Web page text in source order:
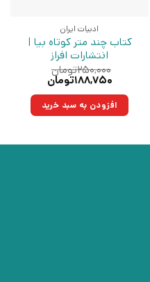
ادبیات ایران
کتاب چند متر کوتاه‌ بیا |
انتشارات افراز
۲۵۰,۰۰۰تومان
قیمت
۲۵۰,۰۰۰تومان
بود.
۱۸۸,۷۵۰تومان
۱۸۸,۷۵۰تومان.افزودن به سبد خرید